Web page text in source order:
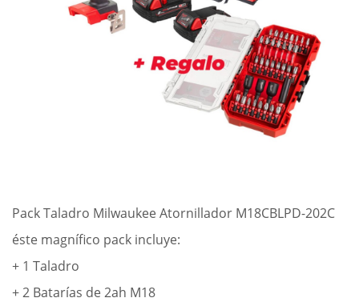
INSTALACIONES
Pack Taladro Milwaukee Atornillador M18CBLPD-202C
éste magnífico pack incluye:
+ 1 Taladro
+ 2 Batarías de 2ah M18